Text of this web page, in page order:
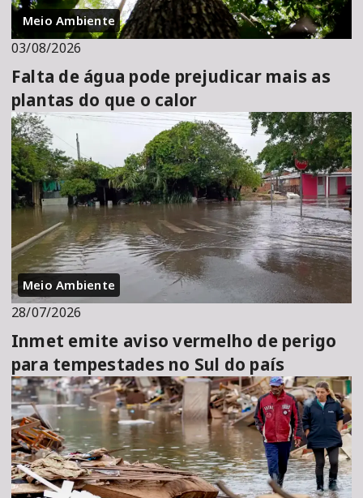
Meio Ambiente
03/08/2026
Falta de água pode prejudicar mais as
plantas do que o calor
Meio Ambiente
28/07/2026
Inmet emite aviso vermelho de perigo
para tempestades no Sul do país